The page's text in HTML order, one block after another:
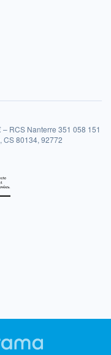
RCS Nanterre 351 058 151
CS 80134, 92772